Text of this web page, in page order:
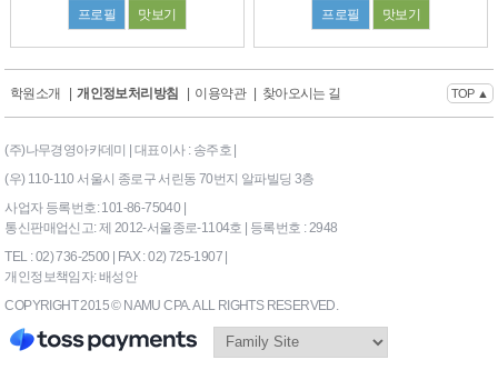
프로필 맛보기 프로필 맛보기
학원소개 | 개인정보처리방침 | 이용약관 | 찾아오시는 길 TOP ▲
(주)나무경영아카데미 | 대표이사 : 송주호 |
(우) 110-110 서울시 종로구 서린동 70번지 알파빌딩 3층
사업자 등록번호: 101-86-75040 |
통신판매업신고: 제 2012-서울종로-1104호 | 등록번호 : 2948
TEL : 02) 736-2500 | FAX : 02) 725-1907 |
개인정보책임자: 배성안
COPYRIGHT 2015 © NAMU CPA. ALL RIGHTS RESERVED.169|End Timer : 0.140625